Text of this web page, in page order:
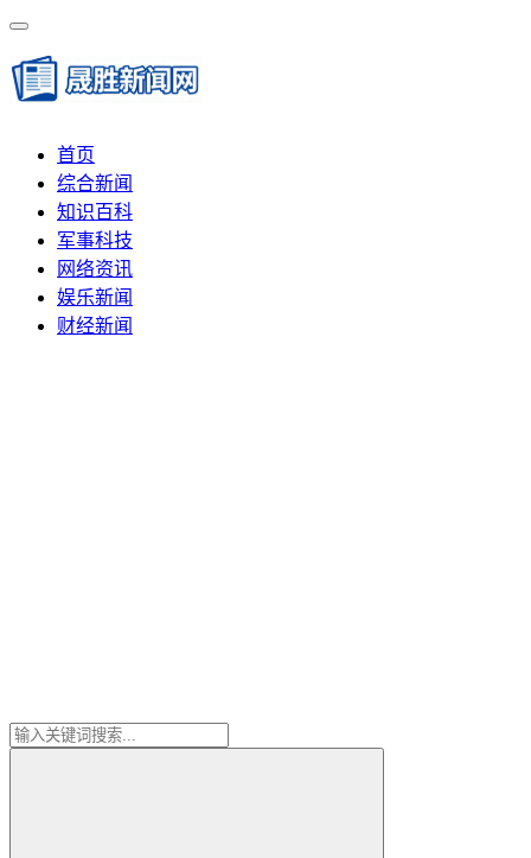
首页
综合新闻
知识百科
军事科技
网络资讯
娱乐新闻
财经新闻